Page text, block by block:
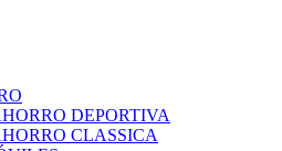
DEPORTIVA
CLASSICA